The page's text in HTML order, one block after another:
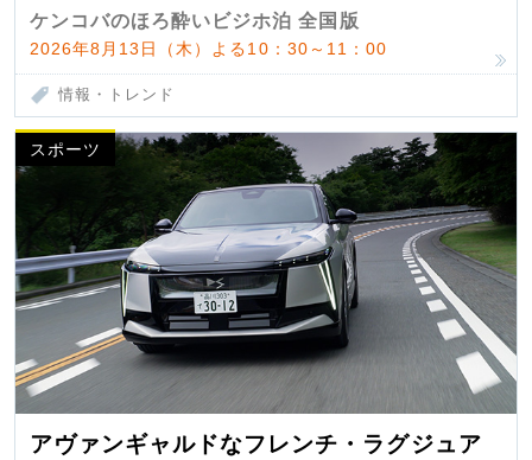
ケンコバのほろ酔いビジホ泊 全国版
2026年8月13日（木）よる10：30～11：00
情報・トレンド
スポーツ
アヴァンギャルドなフレンチ・ラグジュア